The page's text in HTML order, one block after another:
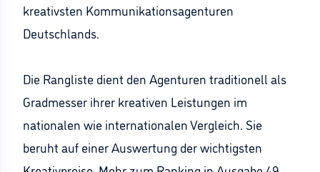
kreativsten Kommunikationsagenturen
Deutschlands.
Die Rangliste dient den Agenturen traditionell als
Gradmesser ihrer kreativen Leistungen im
nationalen wie internationalen Vergleich. Sie
beruht auf einer Auswertung der wichtigsten